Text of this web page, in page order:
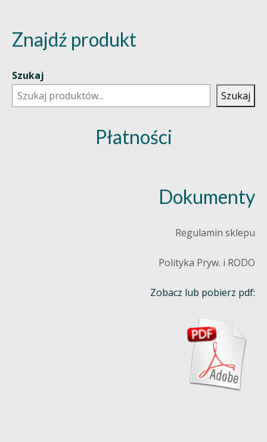
Znajdź produkt
Szukaj
Szukaj
Płatności
Dokumenty
Regulamin sklepu
Polityka Pryw. i RODO
Zobacz lub pobierz pdf: